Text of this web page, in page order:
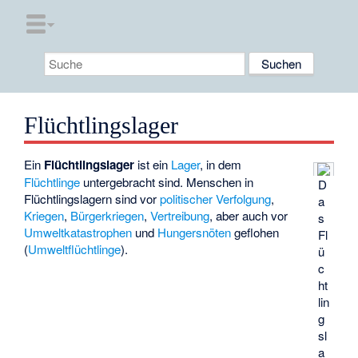
Flüchtlingslager
D
a
s
Fl
ü
c
ht
lin
g
sl
a
Ein Flüchtlingslager ist ein Lager, in dem
Flüchtlinge untergebracht sind. Menschen in
Flüchtlingslagern sind vorpolitischer Verfolgung,
Kriegen, Bürgerkriegen,Vertreibung, aber auch vor
Umweltkatastrophen und Hungersnötengeflohen
(Umweltflüchtlinge).